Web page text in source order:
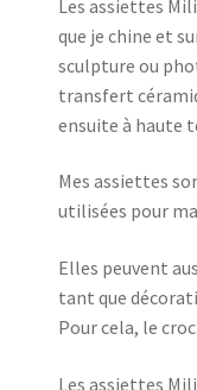
Les assiettes
que je chine et
sculpture ou
transfert
ensuite à haute
Mes assiettes
utilisées pour
Elles peuvent
tant que
Pour cela, le
Les assiettes